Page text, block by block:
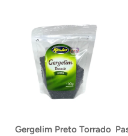
Gergelim Preto Torrado